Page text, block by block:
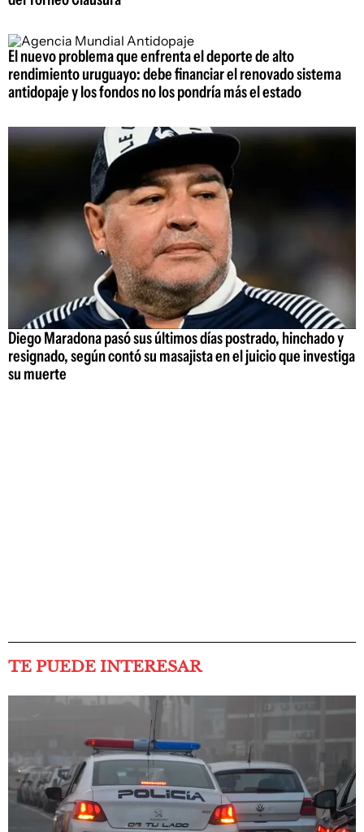
El nuevo problema que enfrenta el deporte de alto
rendimiento uruguayo: debe financiar el renovado sistema
antidopaje y los fondos no los pondría más el estado
Diego Maradona pasó sus últimos días postrado, hinchado y
resignado, según contó su masajista en el juicio que investiga
su muerte
TE PUEDE INTERESAR